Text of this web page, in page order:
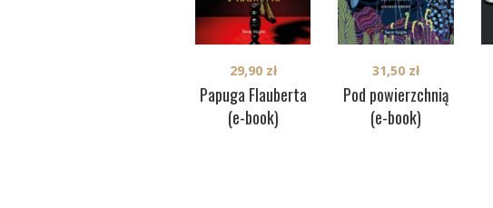
Papuga Flauberta
(e-book)
29,90 zł
Pod powierzchnią
(e-book)
31,50 zł